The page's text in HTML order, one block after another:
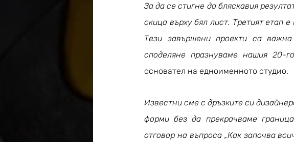
За да се стигне до бляскавия
скица върху бял лист. Третият етап
Тези завършени проекти са
споделяне празнуваме нашия 20-
основател на едноименното студио.
Известни сме с дръзките си
форми без да прекрачваме
отговор на въпроса „Как започва